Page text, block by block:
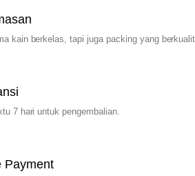
kain berkelas, tapi juga packing yang
7 hari untuk pengembalian.
Payment